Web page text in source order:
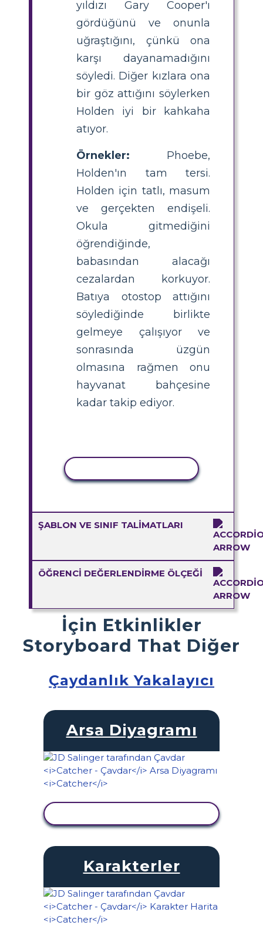
yıldızı Gary Cooper'ı
gördüğünü ve onunla
uğraştığını, çünkü ona
karşı dayanamadığını
söyledi. Diğer kızlara ona
bir göz attığını söylerken
Holden iyi bir kahkaha
atıyor.
Örnekler: Phoebe,
Holden'ın tam tersi.
Holden için tatlı, masum
ve gerçekten endişeli.
Okula gitmediğini
öğrendiğinde,
babasından alacağı
cezalardan korkuyor.
Batıya otostop attığını
söylediğinde birlikte
gelmeye çalışıyor ve
sonrasında üzgün
olmasına rağmen onu
hayvanat bahçesine
kadar takip ediyor.
ŞABLON VE SINIF TALIMATLARI
ÖĞRENCI DEĞERLENDIRME ÖLÇEĞI
İçin Etkinlikler
Storyboard That Diğer
Çaydanlık Yakalayıcı
Arsa Diyagramı
Karakterler